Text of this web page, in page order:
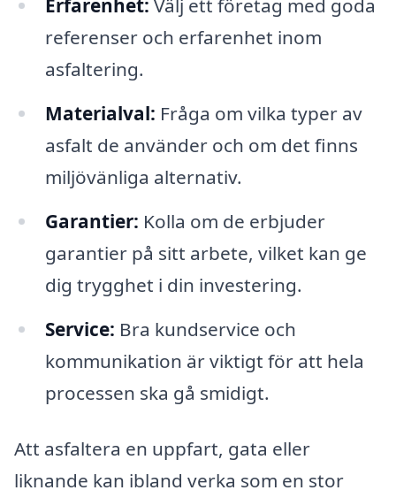
Erfarenhet: Välj ett företag med goda
referenser och erfarenhet inom
asfaltering.
Materialval: Fråga om vilka typer av
asfalt de använder och om det finns
miljövänliga alternativ.
Garantier: Kolla om de erbjuder
garantier på sitt arbete, vilket kan ge
dig trygghet i din investering.
Service: Bra kundservice och
kommunikation är viktigt för att hela
processen ska gå smidigt.
Att asfaltera en uppfart, gata eller
liknande kan ibland verka som en stor